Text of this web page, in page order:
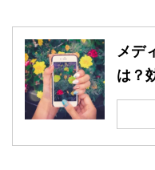
メデ
は？